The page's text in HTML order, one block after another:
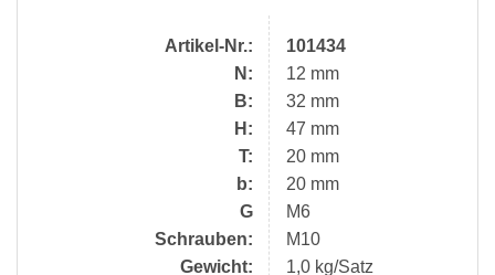
Artikel-Nr.:
N:
B:
H:
T:
b:
G
Schrauben:
Gewicht:
101434
12 mm
32 mm
47 mm
20 mm
20 mm
M6
M10
1,0 kg/Satz